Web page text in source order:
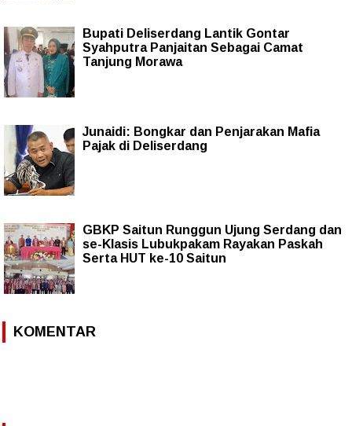
Bupati Deliserdang Lantik Gontar
Syahputra Panjaitan Sebagai Camat
Tanjung Morawa
Junaidi: Bongkar dan Penjarakan Mafia
Pajak di Deliserdang
GBKP Saitun Runggun Ujung Serdang dan
se-Klasis Lubukpakam Rayakan Paskah
Serta HUT ke-10 Saitun
KOMENTAR